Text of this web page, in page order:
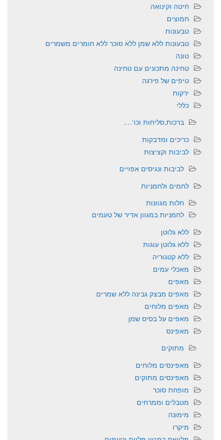
חיטה וקינואה
חמוצים
טבעונות
טבעונות ללא שמן ללא סוכר ללא חומרים משמרים
טונה
טחינה מתכונים עם טחינה
טיפים של פירגה
ירקות
כללי
ברכות,סליחות וכו'….
כריכים ומדבקות
לביבות וקציצות
לביבות ונגיסים אפויים
לחמים ולחמניות
חלות מגוונות
לחמניות במגוון אדיר של טעמים
ללא גלוטן
ללא גלוטן עוגות
ללא קטגוריה
מאכלי עמים
מאפים
מאפים מבצק גבינה ללא שמרים
מאפים מלוחים
מאפים על בסיס שמן
מאפינס
מתוקים
מאפינסים מלוחים
מאפינסים מתוקים
מופחת סוכר
מטבלים וממרחים
מימונה
מיקרו